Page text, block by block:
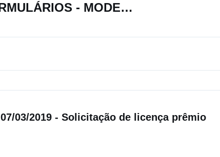
FORMULÁRIOS - MODELOS
07/03/2019 - Solicitação de licença prêmio